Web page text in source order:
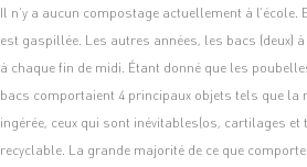
Il n’y a aucun compostage actuellement à
est gaspillée. Les autres années, les bacs (deux)
à chaque fin de midi. Étant donné que les
bacs comportaient 4 principaux objets tels que
ingérée, ceux qui sont inévitables(os, cartilages
recyclable. La grande majorité de ce que